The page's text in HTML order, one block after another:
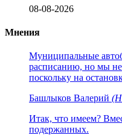
08-08-2026
Мнения
Муниципальные
расписанию, но мы
поскольку на
Башлыков Валерий
Итак, что имеем?
подержанных.